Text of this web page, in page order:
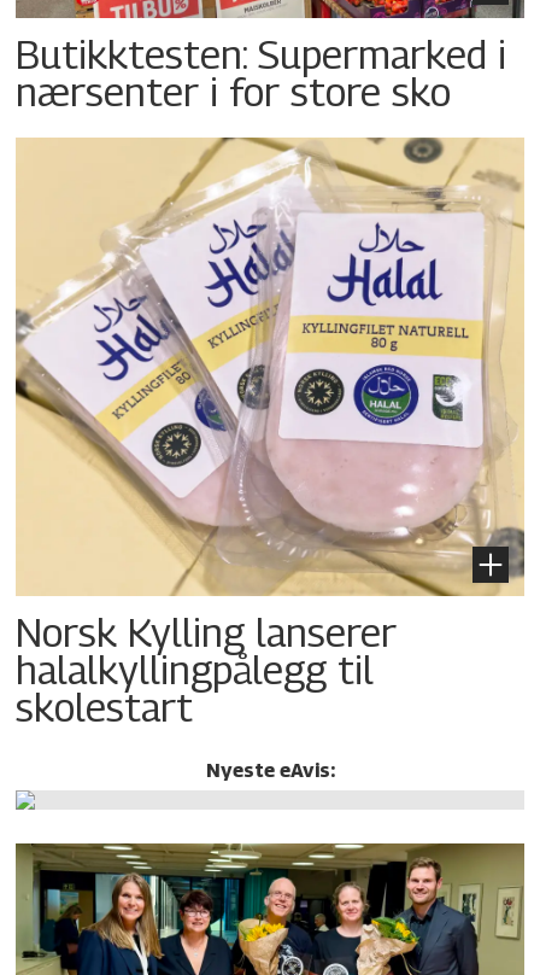
Butikktesten: Supermarked i
nærsenter i for store sko
Norsk Kylling lanserer
halalkylling­pålegg til
skolestart
Nyeste eAvis: